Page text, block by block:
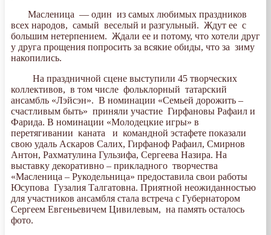
Масленица — один из самых любимых праздников
всех народов, самый веселый и разгульный. Ждут ее с
большим нетерпением. Ждали ее и потому, что хотели друг
у друга прощения попросить за всякие обиды, что за зиму
накопились.
На праздничной сцене выступили 45 творческих
коллективов, в том числе фольклорный татарский
ансамбль «Лэйсэн». В номинации «Семьей дорожить –
счастливым быть» приняли участие Гирфановы Рафаил и
Фарида. В номинации «Молодецкие игры» в
перетягивании каната и командной эстафете показали
свою удаль Аскаров Салих, Гирфаноф Рафаил, Смирнов
Антон, Рахматулина Гульзифа, Сергеева Назира. На
выставку декоративно – прикладного творчества
«Масленица – Рукодельница» предоставила свои работы
Юсупова Гузалия Талгатовна. Приятной неожиданностью
для участников ансамбля стала встреча с Губернатором
Сергеем Евгеньевичем Цивилевым, на память осталось
фото.